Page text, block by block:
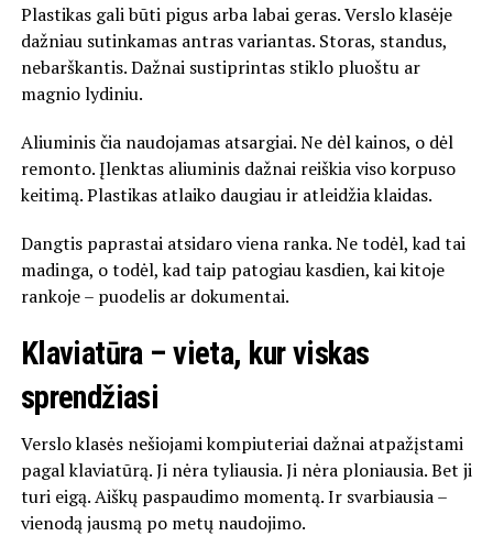
Plastikas gali būti pigus arba labai geras. Verslo klasėje
dažniau sutinkamas antras variantas. Storas, standus,
nebarškantis. Dažnai sustiprintas stiklo pluoštu ar
magnio lydiniu.
Aliuminis čia naudojamas atsargiai. Ne dėl kainos, o dėl
remonto. Įlenktas aliuminis dažnai reiškia viso korpuso
keitimą. Plastikas atlaiko daugiau ir atleidžia klaidas.
Dangtis paprastai atsidaro viena ranka. Ne todėl, kad tai
madinga, o todėl, kad taip patogiau kasdien, kai kitoje
rankoje – puodelis ar dokumentai.
Klaviatūra – vieta, kur viskas
sprendžiasi
Verslo klasės nešiojami kompiuteriai dažnai atpažįstami
pagal klaviatūrą. Ji nėra tyliausia. Ji nėra ploniausia. Bet ji
turi eigą. Aiškų paspaudimo momentą. Ir svarbiausia –
vienodą jausmą po metų naudojimo.